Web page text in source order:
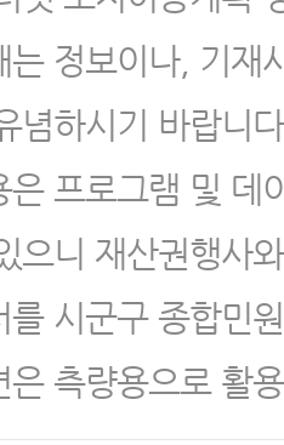
는 정보이나, 기재
념하시기 바랍니
은 프로그램 및 데
으니 재산권행사
를 시군구 종합민
은 측량용으로 활